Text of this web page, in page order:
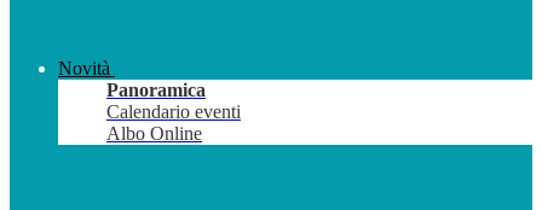
Novità
Panoramica
Calendario eventi
Albo Online